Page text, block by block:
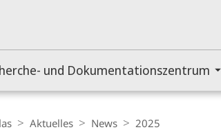
und Dokumentationszentrum
Aktuelles News
2025